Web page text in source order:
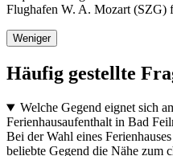
Flughafen W. A. Mozart (SZG)
Weniger
Häufig gestellte
Welche Gegend eignet sich
Ferienhausaufenthalt in Bad
Bei der Wahl eines
beliebte Gegend die Nähe zum